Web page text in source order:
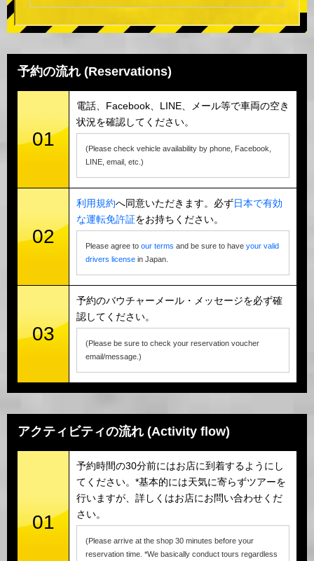
予約の流れ (Reservations)
01
電話、Facebook、LINE、メール等で車両の空き
状況を確認してください。
(Please check vehicle availability by phone, Facebook,
LINE, email, etc.)
02
利用規約へ同意いただきます。必ず日本で有効
な運転免許証をお持ちください。
Please agree to our terms and be sure to have your valid
drivers license in Japan.
03
予約のバウチャーメール・メッセージを必ず確
認してください。
(Please be sure to check your reservation voucher
email/message.)
アクティビティの流れ (Activity flow)
01
予約時間の30分前にはお店に到着するようにし
てください。*基本的には天気に寄らずツアーを
行いますが、詳しくはお店にお問い合わせくだ
さい。
(Please arrive at the shop 30 minutes before your
reservation time. *We basically conduct tours regardless